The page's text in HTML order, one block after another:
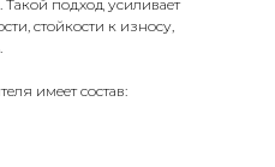
Такой подход усиливает
стойкости к износу,
имеет состав: